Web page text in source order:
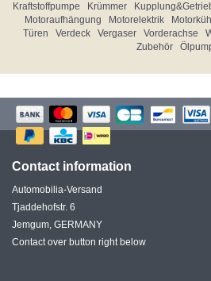
Kraftstoffpumpe
Krümmer
Motoraufhängung
Motorelektrik
Türen
Verdeck Vergaser Vorderachse
Zubehör
Contact information
Automobilia-Versand
Tjaddehofstr. 6
Jemgum, GERMANY
Contact over button right below